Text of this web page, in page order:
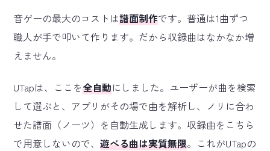
音ゲーの最大のコストは譜面制作です。普通は1曲ずつ
職人が手で叩いて作ります。だから収録曲はなかなか増
えません。
UTapは、ここを全自動にしました。ユーザーが曲を検索
して選ぶと、アプリがその場で曲を解析し、ノリに合わ
せた譜面（ノーツ）を自動生成します。収録曲をこちら
で用意しないので、 遊べる曲は実質無限。これがUTapの